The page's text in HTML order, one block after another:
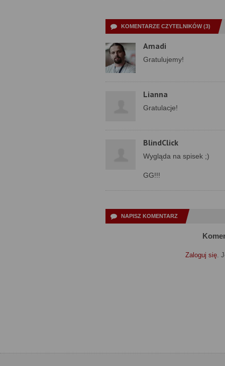
KOMENTARZE CZYTELNIKÓW (3)
Amadi
Gratulujemy!
Lianna
Gratulacje!
BlindClick
Wygląda na spisek ;)
GG!!!
NAPISZ KOMENTARZ
Zaloguj się.